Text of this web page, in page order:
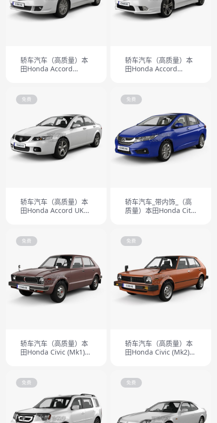
轿车汽车（高质量）本
田Honda Accord
轿车汽车（高质量）本
田Honda Accord
免费
轿车汽车（高质量）本
田Honda Accord UK
免费
轿车汽车_带内饰_（高
质量）本田Honda City
免费
轿车汽车（高质量）本
田Honda Civic (Mk1)
免费
轿车汽车（高质量）本
田Honda Civic (Mk2)
免费 免费